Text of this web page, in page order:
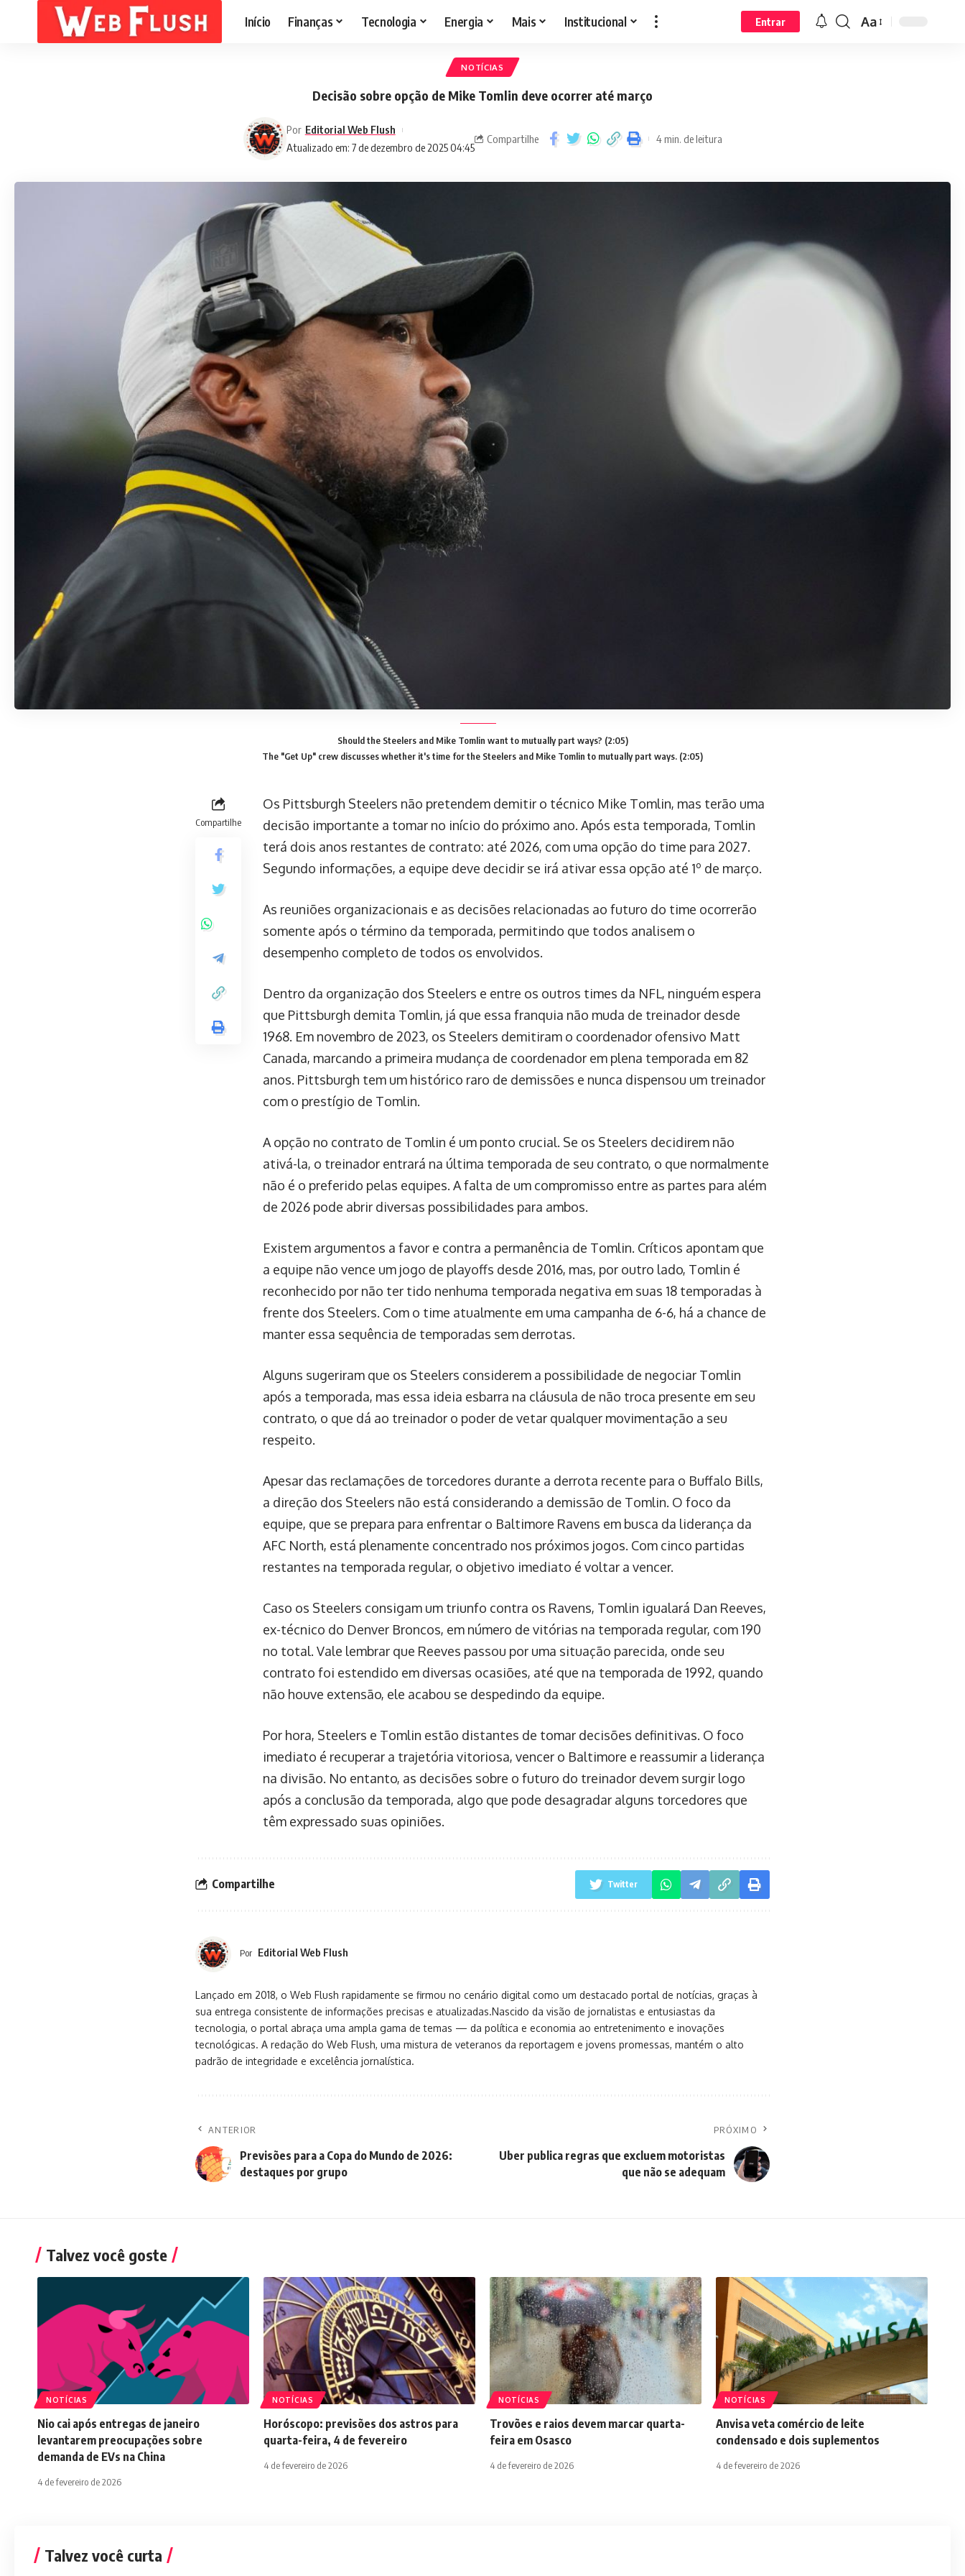
Início Finanças Tecnologia Energia Mais Institucional Entrar Aa
NOTÍCIAS
Decisão sobre opção de Mike Tomlin deve ocorrer até março
Atualizado em: 7 de dezembro de 2025 04:45
Por Editorial Web Flush
Compartilhe 4 min. de leitura
Should the Steelers and Mike Tomlin want to mutually part ways? (2:05)
The "Get Up" crew discusses whether it's time for the Steelers and Mike Tomlin to mutually part ways. (2:05)
Compartilhe
Os Pittsburgh Steelers não pretendem demitir o técnico Mike Tomlin, mas terão uma
decisão importante a tomar no início do próximo ano. Após esta temporada, Tomlin
terá dois anos restantes de contrato: até 2026, com uma opção do time para 2027.
Segundo informações, a equipe deve decidir se irá ativar essa opção até 1º de março.
As reuniões organizacionais e as decisões relacionadas ao futuro do time ocorrerão
somente após o término da temporada, permitindo que todos analisem o
desempenho completo de todos os envolvidos.
Dentro da organização dos Steelers e entre os outros times da NFL, ninguém espera
que Pittsburgh demita Tomlin, já que essa franquia não muda de treinador desde
1968. Em novembro de 2023, os Steelers demitiram o coordenador ofensivo Matt
Canada, marcando a primeira mudança de coordenador em plena temporada em 82
anos. Pittsburgh tem um histórico raro de demissões e nunca dispensou um treinador
com o prestígio de Tomlin.
A opção no contrato de Tomlin é um ponto crucial. Se os Steelers decidirem não
ativá-la, o treinador entrará na última temporada de seu contrato, o que normalmente
não é o preferido pelas equipes. A falta de um compromisso entre as partes para além
de 2026 pode abrir diversas possibilidades para ambos.
Existem argumentos a favor e contra a permanência de Tomlin. Críticos apontam que
a equipe não vence um jogo de playoffs desde 2016, mas, por outro lado, Tomlin é
reconhecido por não ter tido nenhuma temporada negativa em suas 18 temporadas à
frente dos Steelers. Com o time atualmente em uma campanha de 6-6, há a chance de
manter essa sequência de temporadas sem derrotas.
Alguns sugeriram que os Steelers considerem a possibilidade de negociar Tomlin
após a temporada, mas essa ideia esbarra na cláusula de não troca presente em seu
contrato, o que dá ao treinador o poder de vetar qualquer movimentação a seu
respeito.
Apesar das reclamações de torcedores durante a derrota recente para o Buffalo Bills,
a direção dos Steelers não está considerando a demissão de Tomlin. O foco da
equipe, que se prepara para enfrentar o Baltimore Ravens em busca da liderança da
AFC North, está plenamente concentrado nos próximos jogos. Com cinco partidas
restantes na temporada regular, o objetivo imediato é voltar a vencer.
Caso os Steelers consigam um triunfo contra os Ravens, Tomlin igualará Dan Reeves,
ex-técnico do Denver Broncos, em número de vitórias na temporada regular, com 190
no total. Vale lembrar que Reeves passou por uma situação parecida, onde seu
contrato foi estendido em diversas ocasiões, até que na temporada de 1992, quando
não houve extensão, ele acabou se despedindo da equipe.
Por hora, Steelers e Tomlin estão distantes de tomar decisões definitivas. O foco
imediato é recuperar a trajetória vitoriosa, vencer o Baltimore e reassumir a liderança
na divisão. No entanto, as decisões sobre o futuro do treinador devem surgir logo
após a conclusão da temporada, algo que pode desagradar alguns torcedores que
têm expressado suas opiniões.
Compartilhe Twitter
Por Editorial Web Flush
Lançado em 2018, o Web Flush rapidamente se firmou no cenário digital como um destacado portal de notícias, graças à
sua entrega consistente de informações precisas e atualizadas.Nascido da visão de jornalistas e entusiastas da
tecnologia, o portal abraça uma ampla gama de temas — da política e economia ao entretenimento e inovações
tecnológicas. A redação do Web Flush, uma mistura de veteranos da reportagem e jovens promessas, mantém o alto
padrão de integridade e excelência jornalística.
ANTERIOR
Previsões para a Copa do Mundo de 2026:
destaques por grupo
PRÓXIMO
Uber publica regras que excluem motoristas
que não se adequam
Talvez você goste
NOTÍCIAS
Nio cai após entregas de janeiro
levantarem preocupações sobre
demanda de EVs na China
4 de fevereiro de 2026
NOTÍCIAS
Horóscopo: previsões dos astros para
quarta-feira, 4 de fevereiro
4 de fevereiro de 2026
NOTÍCIAS
Trovões e raios devem marcar quarta-
feira em Osasco
4 de fevereiro de 2026
NOTÍCIAS
Anvisa veta comércio de leite
condensado e dois suplementos
4 de fevereiro de 2026
Talvez você curta